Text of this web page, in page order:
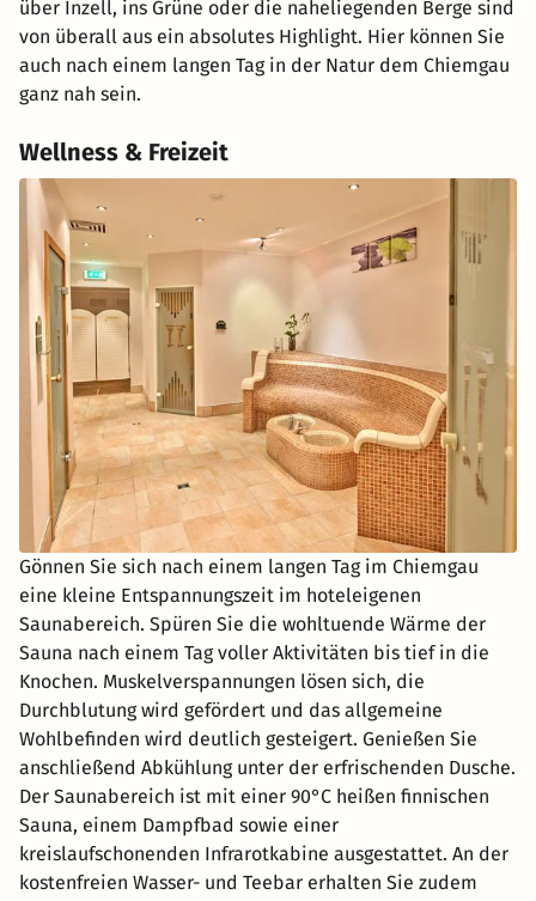
über Inzell, ins Grüne oder die naheliegenden Berge sind
von überall aus ein absolutes Highlight. Hier können Sie
auch nach einem langen Tag in der Natur dem Chiemgau
ganz nah sein.
Wellness & Freizeit
Gönnen Sie sich nach einem langen Tag im Chiemgau
eine kleine Entspannungszeit im hoteleigenen
Saunabereich. Spüren Sie die wohltuende Wärme der
Sauna nach einem Tag voller Aktivitäten bis tief in die
Knochen. Muskelverspannungen lösen sich, die
Durchblutung wird gefördert und das allgemeine
Wohlbefinden wird deutlich gesteigert. Genießen Sie
anschließend Abkühlung unter der erfrischenden Dusche.
Der Saunabereich ist mit einer 90°C heißen finnischen
Sauna, einem Dampfbad sowie einer
kreislaufschonenden Infrarotkabine ausgestattet. An der
kostenfreien Wasser- und Teebar erhalten Sie zudem